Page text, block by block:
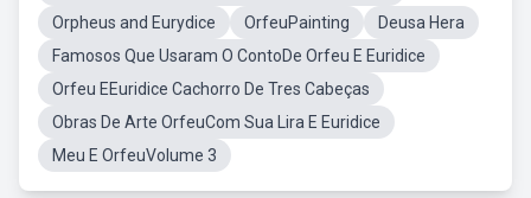
Orpheus and Eurydice
OrfeuPainting
Deusa Hera
Famosos Que Usaram O ContoDe Orfeu E Euridice
Orfeu EEuridice Cachorro De Tres Cabeças
Obras De Arte OrfeuCom Sua Lira E Euridice
Meu E OrfeuVolume 3